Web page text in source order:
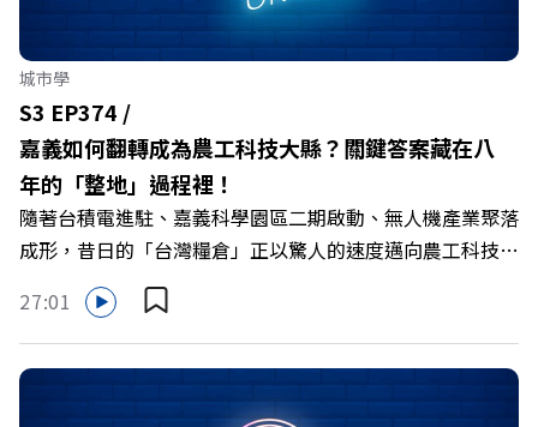
城市學
S3 EP374 /
嘉義如何翻轉成為農工科技大縣？關鍵答案藏在八
年的「整地」過程裡！
隨著台積電進駐、嘉義科學園區二期啟動、無人機產業聚落
成形，昔日的「台灣糧倉」正以驚人的速度邁向農工科技大
縣。在智慧農業、精品農產與「嘉義優鮮」品牌同步升級的
推動下，嘉義縣政府成功打破過往傳統農業縣的侷限，讓返
鄉子弟不僅能「回得來、留得下、活得好」，更為地方累積
迎向黃金十年的發展動能。 本集《遠見ON AIR》邀請嘉義
縣長翁章梁、立法委員蔡易餘、財信傳媒集團董事長謝金
27:01